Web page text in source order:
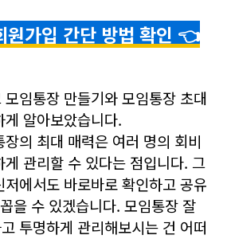
원가입 간단 방법 확인 👈
임통장 만들기와 모임통장 초대
알아보았습니다.
의 최대 매력은 여러 명의 회비
관리할 수 있다는 점입니다. 그
에서도 바로바로 확인하고 공유
을 수 있겠습니다. 모임통장 잘
투명하게 관리해보시는 건 어떠